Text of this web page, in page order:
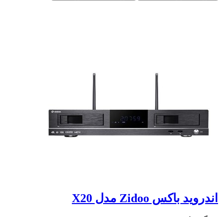
اندروید باکس Zidoo مدل X20